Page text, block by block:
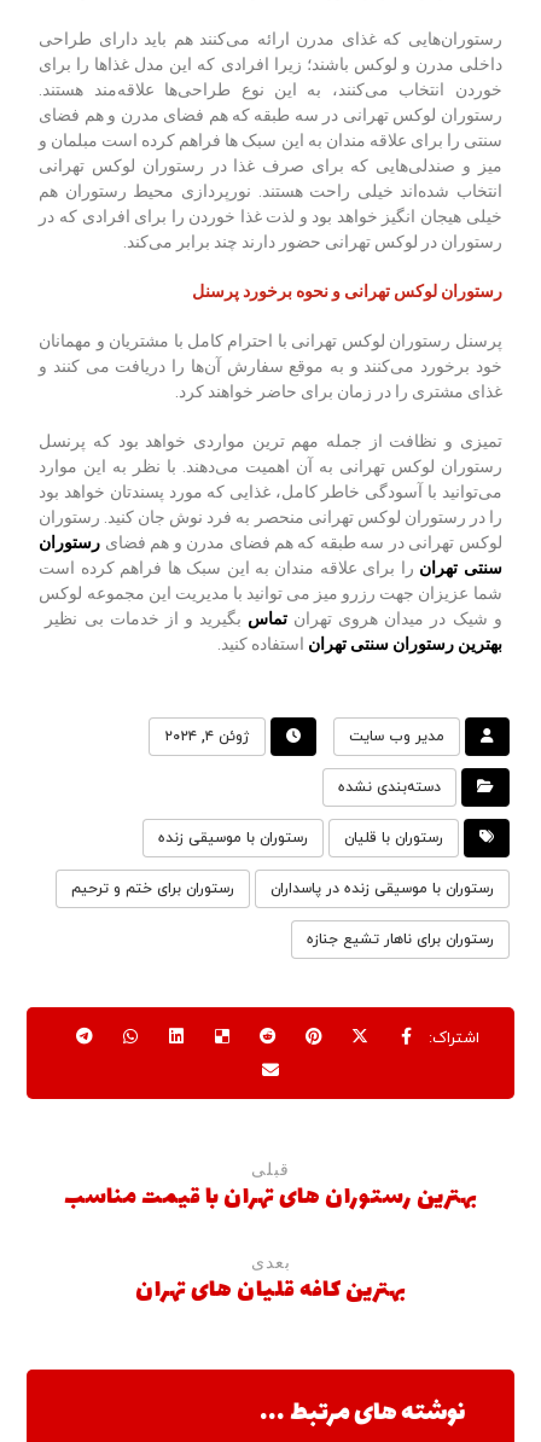
رستوران‌هایی که غذای مدرن ارائه می‌کنند هم باید دارای طراحی
داخلی مدرن و لوکس باشند؛ زیرا افرادی که این مدل غذاها را برای
خوردن انتخاب می‌کنند، به این نوع طراحی‌ها علاقه‌مند هستند.
رستوران لوکس تهرانی در سه طبقه که هم فضای مدرن و هم فضای
سنتی را برای علاقه مندان به این سبک ها فراهم کرده است مبلمان و
میز و صندلی‌هایی که برای صرف غذا در رستوران لوکس تهرانی
انتخاب شده‌اند خیلی راحت هستند. نورپردازی محیط رستوران هم
خیلی هیجان انگیز خواهد بود و لذت غذا خوردن را برای افرادی که در
رستوران در لوکس تهرانی حضور دارند چند برابر می‌کند.
رستوران لوکس تهرانی و نحوه برخورد پرسنل
پرسنل رستوران لوکس تهرانی با احترام کامل با مشتریان و مهمانان
خود برخورد می‌کنند و به موقع سفارش آن‌ها را دریافت می کنند و
غذای مشتری را در زمان برای حاضر خواهند کرد.
تمیزی و نظافت از جمله مهم ‌ترین مواردی خواهد بود که پرنسل
رستوران لوکس تهرانی به آن اهمیت می‌دهند. با نظر به این موارد
می‌توانید با آسودگی خاطر کامل، غذایی که مورد پسندتان خواهد بود
را در رستوران لوکس تهرانی منحصر به فرد نوش جان کنید. رستوران
لوکس تهرانی در سه طبقه که هم فضای مدرن و هم فضای رستوران
سنتی تهران را برای علاقه مندان به این سبک ها فراهم کرده است
شما عزیزان جهت رزرو میز می توانید با مدیریت این مجموعه لوکس
و شیک در میدان هروی تهران تماس بگیرید و از خدمات بی نظیر
بهترین رستوران سنتی تهران استفاده کنید.
مدیر وب سایت ژوئن ۴, ۲۰۲۴
دسته‌بندی نشده
رستوران با قلیان رستوران با موسیقی زنده
رستوران با موسیقی زنده در پاسداران رستوران برای ختم و ترحیم
رستوران برای ناهار تشیع جنازه
قبلی
بهترین رستوران های تهران با قیمت مناسب
بعدی
بهترین کافه قلیان های تهران
نوشته های مرتبط ...